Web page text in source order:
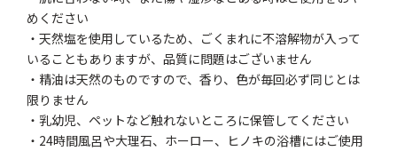
めください
・天然塩を使用しているため、ごくまれに不溶解物が入って
いることもありますが、品質に問題はございません
・精油は天然のものですので、香り、色が毎回必ず同じとは
限りません
・乳幼児、ペットなど触れないところに保管してください
・24時間風呂や大理石、ホーロー、ヒノキの浴槽にはご使用